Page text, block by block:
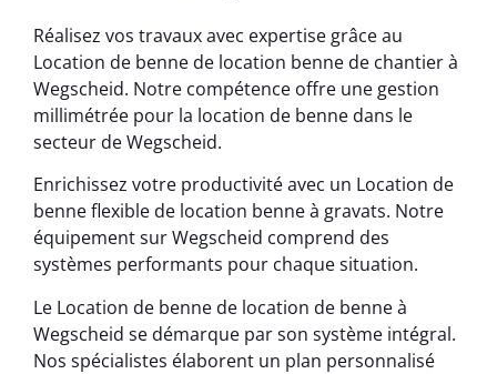
Réalisez vos travaux avec expertise grâce au
Location de benne de location benne de chantier à
Wegscheid. Notre compétence offre une gestion
millimétrée pour la location de benne dans le
secteur de Wegscheid.
Enrichissez votre productivité avec un Location de
benne flexible de location benne à gravats. Notre
équipement sur Wegscheid comprend des
systèmes performants pour chaque situation.
Le Location de benne de location de benne à
Wegscheid se démarque par son système intégral.
Nos spécialistes élaborent un plan personnalisé